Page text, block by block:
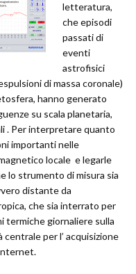
letteratura,
che episodi
passati di
eventi
astrofisici
di massa coronale)
hanno generato
su scala planetaria,
. Per interpretare quanto
importanti nelle
locale e legarle
lo strumento di misura sia
distante da
che sia interrato per
termiche giornaliere sulla
per l’ acquisizione